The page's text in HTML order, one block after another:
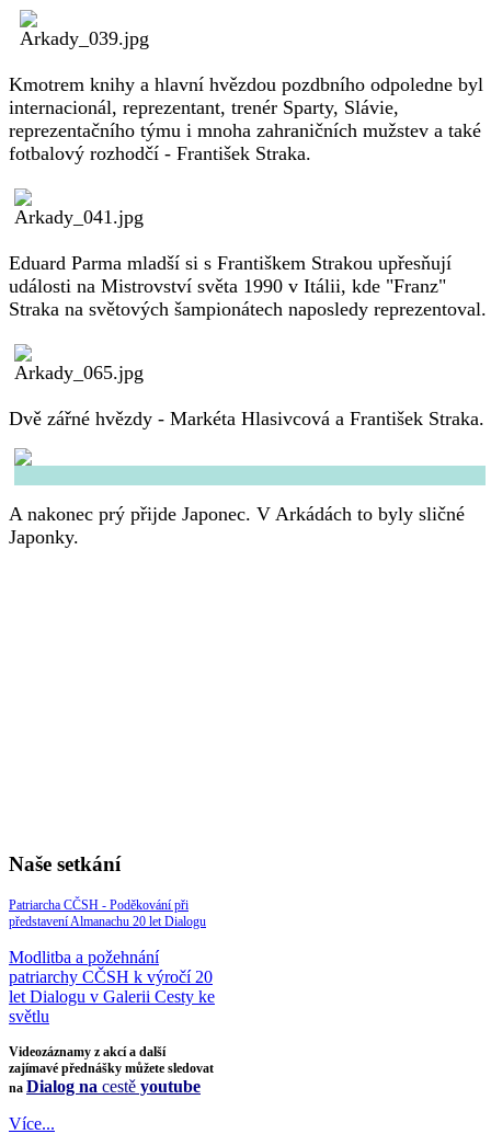
Kmotrem knihy a hlavní hvězdou pozdbního odpoledne byl
internacionál, reprezentant, trenér Sparty, Slávie,
reprezentačního týmu i mnoha zahraničních mužstev a také
fotbalový rozhodčí - František Straka.
Eduard Parma mladší si s Františkem Strakou upřesňují
události na Mistrovství světa 1990 v Itálii, kde "Franz"
Straka na světových šampionátech naposledy reprezentoval.
Dvě zářné hvězdy - Markéta Hlasivcová a František Straka.
A nakonec prý přijde Japonec. V Arkádách to byly sličné
Japonky.
Naše setkání
Patriarcha CČSH - Poděkování při
představení Almanachu 20 let Dialogu
Modlitba a požehnání
patriarchy CČSH k výročí 20
let Dialogu v Galerii Cesty ke
světlu
Videozáznamy z akcí a další
zajímavé přednášky můžete sledovat
na Dialog na cestě youtube
Více...